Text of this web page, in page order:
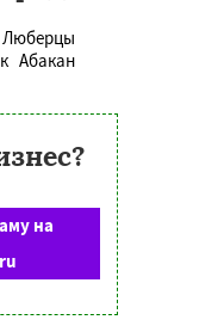
Люберцы
Абакан
на